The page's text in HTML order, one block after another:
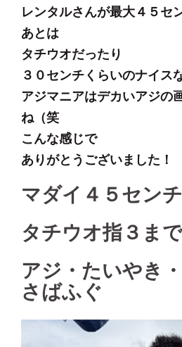
レンタルさんが最大４５セ
あとは
タチウオだったり
３０センチくらいのナイス
アジマニアはデカいアジの
ね（笑
こんな感じで
ありがとうございました！
マダイ４５セン
タチウオ指３ま
アジ・たいやき
さばふぐ